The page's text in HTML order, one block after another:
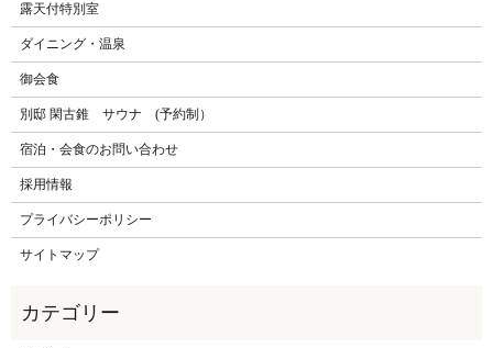
露天付特別室
ダイニング・温泉
御会食
別邸 閑古錐 サウナ (予約制）
宿泊・会食のお問い合わせ
採用情報
プライバシーポリシー
サイトマップ